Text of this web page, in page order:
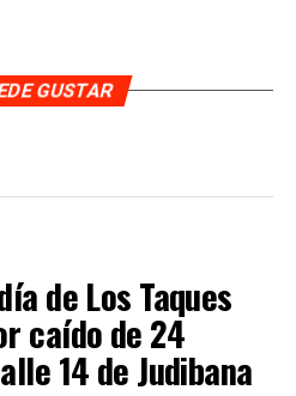
GUSTAR
de Los Taques
caído de 24
14 de Judibana